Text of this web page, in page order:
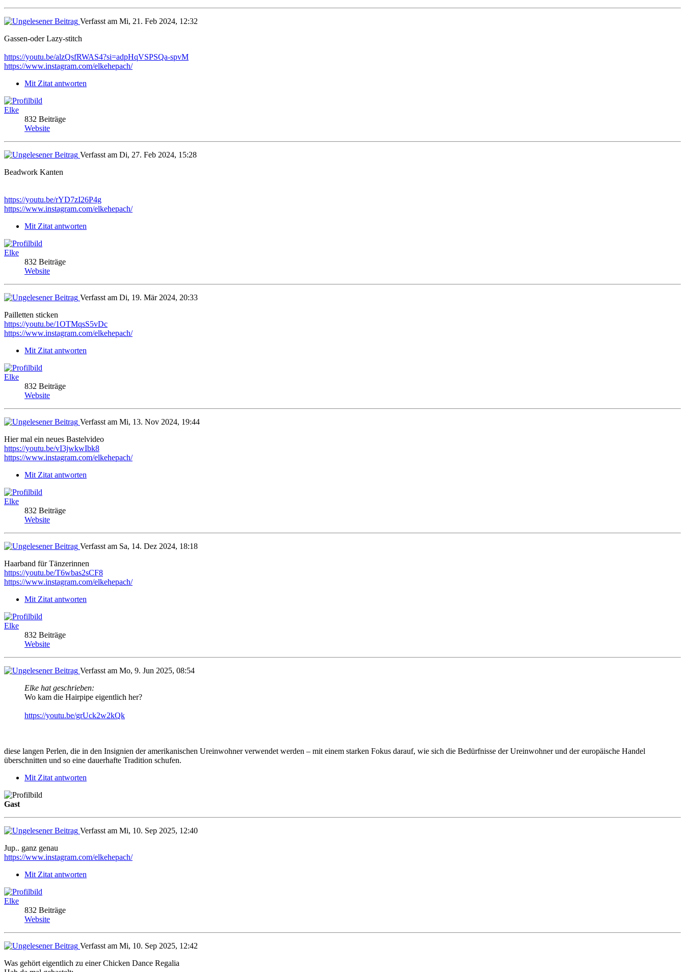
Verfasst am Mi, 21. Feb 2024, 12:32
Gassen-oder Lazy-stitch
https://youtu.be/alzQsfRWAS4?si=adpHqVSPSQa-spvM
https://www.instagram.com/elkehepach/
Mit Zitat antworten
Elke
832 Beiträge
Website
Verfasst am Di, 27. Feb 2024, 15:28
Beadwork Kanten
https://youtu.be/rYD7zI26P4g
https://www.instagram.com/elkehepach/
Mit Zitat antworten
Elke
832 Beiträge
Website
Verfasst am Di, 19. Mär 2024, 20:33
Pailletten sticken
https://youtu.be/1OTMqsS5vDc
https://www.instagram.com/elkehepach/
Mit Zitat antworten
Elke
832 Beiträge
Website
Verfasst am Mi, 13. Nov 2024, 19:44
Hier mal ein neues Bastelvideo
https://youtu.be/vI3jwkwIbk8
https://www.instagram.com/elkehepach/
Mit Zitat antworten
Elke
832 Beiträge
Website
Verfasst am Sa, 14. Dez 2024, 18:18
Haarband für Tänzerinnen
https://youtu.be/T6wbas2sCF8
https://www.instagram.com/elkehepach/
Mit Zitat antworten
Elke
832 Beiträge
Website
Verfasst am Mo, 9. Jun 2025, 08:54
Elke hat geschrieben:
Wo kam die Hairpipe eigentlich her?
https://youtu.be/grUck2w2kQk
diese langen Perlen, die in den Insignien der amerikanischen Ureinwohner verwendet werden – mit einem starken Fokus darauf, wie sich die Bedürfnisse der Ureinwohner und der europäische Handel
überschnitten und so eine dauerhafte Tradition schufen.
Mit Zitat antworten
Gast
Verfasst am Mi, 10. Sep 2025, 12:40
Jup.. ganz genau
https://www.instagram.com/elkehepach/
Mit Zitat antworten
Elke
832 Beiträge
Website
Verfasst am Mi, 10. Sep 2025, 12:42
Was gehört eigentlich zu einer Chicken Dance Regalia